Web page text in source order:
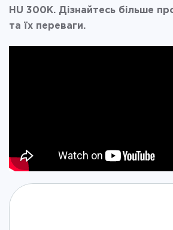
HU 300K. Дізнайтесь більше
та їх переваги.